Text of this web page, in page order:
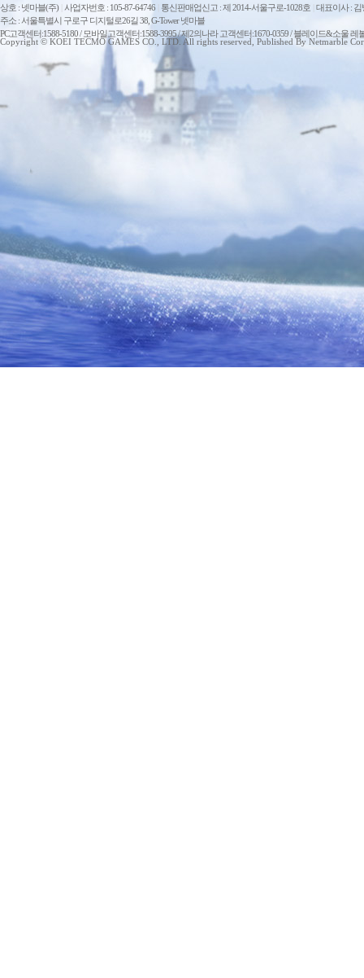
상호 : 넷마블(주) 사업자번호 : 105-87-64746 통신판매업신고 : 제 2014-서울구로-1028호 대표이사 : 김
주소 : 서울특별시 구로구 디지털로26길 38, G-Tower 넷마블
PC고객센터:1588-5180 / 모바일고객센터:1588-3995 / 제2의나라 고객센터:1670-0359 / 블레이드&소울
Copyright © KOEI TECMO GAMES CO., LTD. All rights reserved, Published By Netmarble